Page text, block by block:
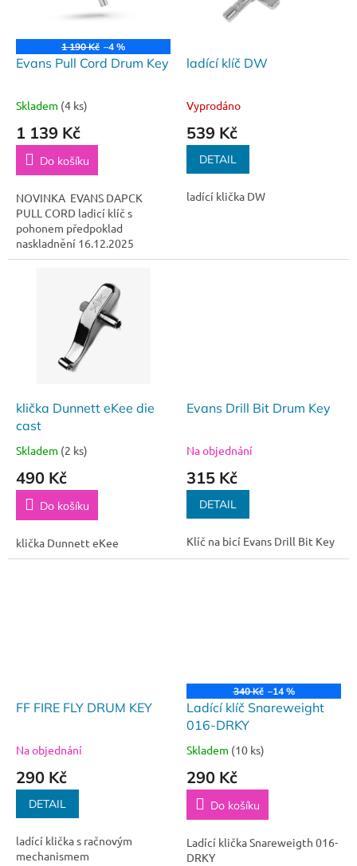
1 190 Kč –4 %
Evans Pull Cord Drum Key
Skladem (4 ks)
1 139 Kč
Do košíku
NOVINKA EVANS DAPCK
PULL CORD ladicí klíč s
pohonem předpoklad
naskladnění 16.12.2025
ladící klíč DW
Vyprodáno
539 Kč
DETAIL
ladící klička DW
klička Dunnett eKee die
cast
Skladem (2 ks)
490 Kč
Do košíku
klička Dunnett eKee
Evans Drill Bit Drum Key
Na objednání
315 Kč
DETAIL
Klíč na bicí Evans Drill Bit Key
FF FIRE FLY DRUM KEY
Na objednání
290 Kč
DETAIL
ladící klička s račnovým
mechanismem
340 Kč –14 %
Ladící klíč Snareweight
016-DRKY
Skladem (10 ks)
290 Kč
Do košíku
Ladící klička Snareweigth 016-
DRKY